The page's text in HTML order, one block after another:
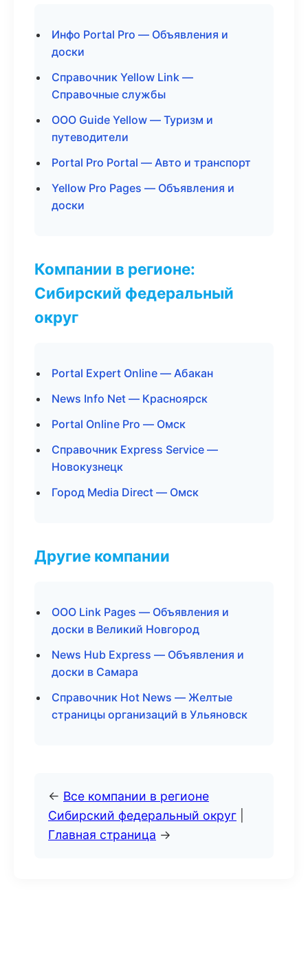
Инфо Portal Pro — Объявления и
доски
Справочник Yellow Link —
Справочные службы
ООО Guide Yellow — Туризм и
путеводители
Portal Pro Portal — Авто и транспорт
Yellow Pro Pages — Объявления и
доски
Компании в регионе:
Сибирский федеральный
округ
Portal Expert Online — Абакан
News Info Net — Красноярск
Portal Online Pro — Омск
Справочник Express Service —
Новокузнецк
Город Media Direct — Омск
Другие компании
ООО Link Pages — Объявления и
доски в Великий Новгород
News Hub Express — Объявления и
доски в Самара
Справочник Hot News — Желтые
страницы организаций в Ульяновск
← Все компании в регионе
Сибирский федеральный округ
Главная страница →